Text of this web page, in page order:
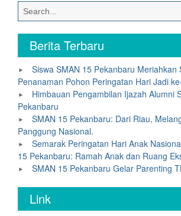
Berita Terbaru
Siswa SMAN 15 Pekanbaru Meriahkan
Penanaman Pohon Peringatan Hari Jadi
Himbauan Pengambilan Ijazah Alumni
Pekanbaru
SMAN 15 Pekanbaru: Dari Riau,
Panggung Nasional.
Semarak Peringatan Hari Anak
15 Pekanbaru: Ramah Anak dan Ruang
SMAN 15 Pekanbaru Gelar Parenting
Link